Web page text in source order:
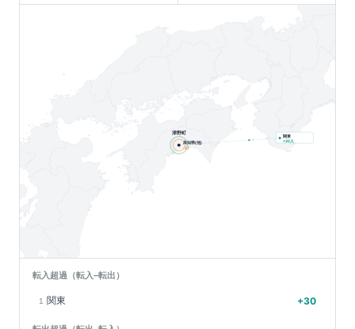
高知県(他)
-37
津野町
関東
+30人
転入超過（転入−転出）
1 関東 +30